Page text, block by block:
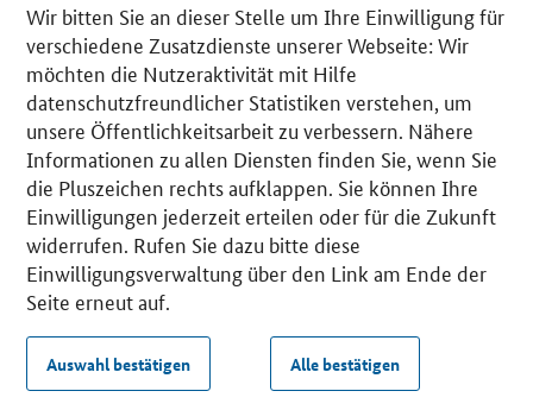
Wir bitten Sie an dieser Stelle um Ihre Einwilligung für
verschiedene Zusatzdienste unserer Webseite: Wir
möchten die Nutzeraktivität mit Hilfe
datenschutzfreundlicher Statistiken verstehen, um
unsere Öffentlichkeitsarbeit zu verbessern. Nähere
Informationen zu allen Diensten finden Sie, wenn Sie
die Pluszeichen rechts aufklappen. Sie können Ihre
Einwilligungen jederzeit erteilen oder für die Zukunft
widerrufen. Rufen Sie dazu bitte diese
Einwilligungsverwaltung über den Link am Ende der
Seite erneut auf.
Auswahl bestätigen Alle bestätigen